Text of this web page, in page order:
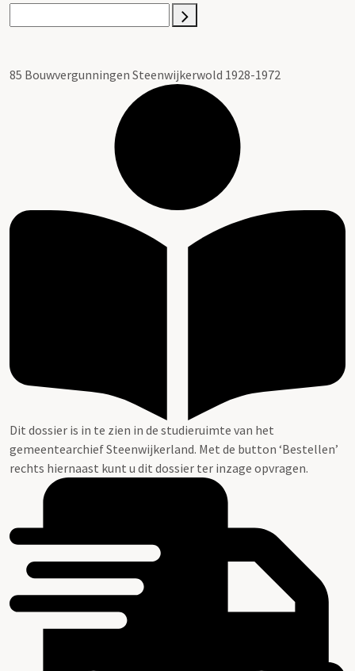
85 Bouwvergunningen Steenwijkerwold 1928-1972
Dit dossier is in te zien in de studieruimte van het
gemeentearchief Steenwijkerland. Met de button ‘Bestellen’
rechts hiernaast kunt u dit dossier ter inzage opvragen.